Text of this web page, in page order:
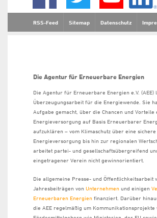
RSS-Feed Sitemap Datenschutz
Die Agentur für Erneuerbare Energien
Die Agentur für Erneuerbare Energien e.V. (AEE)
Überzeugungsarbeit für die Energiewende. Sie
Aufgabe gemacht, über die Chancen und Vorteile
Energieversorgung auf Basis Erneuerbarer
aufzuklären – vom Klimaschutz über eine sichere
Energieversorgung bis hin zur regionalen
arbeitet partei- und gesellschaftsübergreifend
eingetragener Verein nicht gewinnorientiert.
Die allgemeine Presse- und Öffentlichkeitsarbeit
Jahresbeiträgen von Unternehmen und einigen
Erneuerbaren Energien finanziert. Darüber
die AEE regelmäßig um Kommunikationsprojekte